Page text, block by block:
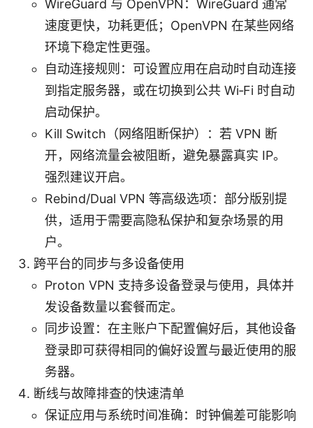
WireGuard 与 OpenVPN：WireGuard 通常
速度更快，功耗更低；OpenVPN 在某些网络
环境下稳定性更强。
自动连接规则：可设置应用在启动时自动连接
到指定服务器，或在切换到公共 Wi‑Fi 时自动
启动保护。
Kill Switch（网络阻断保护）：若 VPN 断
开，网络流量会被阻断，避免暴露真实 IP。
强烈建议开启。
Rebind/Dual VPN 等高级选项：部分版别提
供，适用于需要高隐私保护和复杂场景的用
户。
跨平台的同步与多设备使用
Proton VPN 支持多设备登录与使用，具体并
发设备数量以套餐而定。
同步设置：在主账户下配置偏好后，其他设备
登录即可获得相同的偏好设置与最近使用的服
务器。
断线与故障排查的快速清单
保证应用与系统时间准确：时钟偏差可能影响